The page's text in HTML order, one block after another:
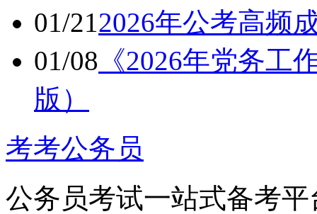
01/212026年公考高频
01/08 《2026年党务工
版）
考考公务员
公务员考试一站式备考